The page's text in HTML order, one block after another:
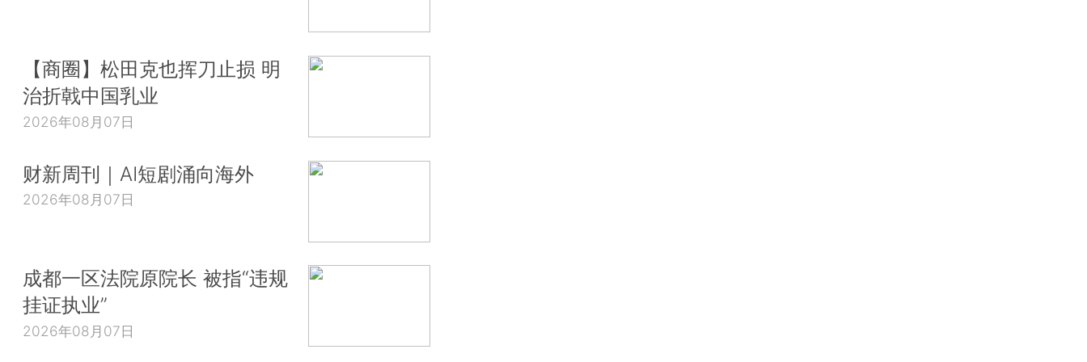
【商圈】松田克也挥刀止损 明
治折戟中国乳业
2026年08月07日
财新周刊｜AI短剧涌向海外
2026年08月07日
成都一区法院原院长 被指“违规
挂证执业”
2026年08月07日